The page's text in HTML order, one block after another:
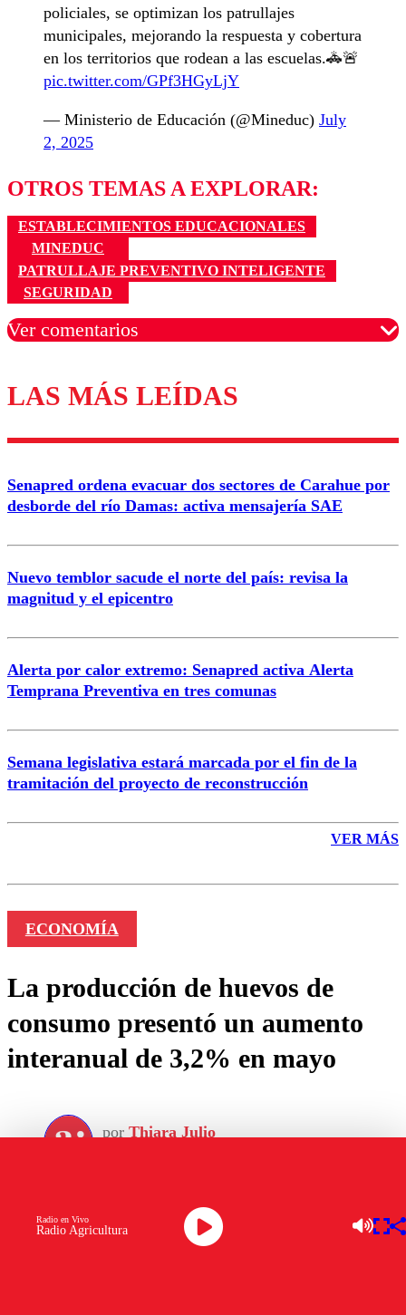
policiales, se optimizan los patrullajes
municipales, mejorando la respuesta y cobertura
en los territorios que rodean a las escuelas.🚓🚨
pic.twitter.com/GPf3HGyLjY
— Ministerio de Educación (@Mineduc) July
2, 2025
OTROS TEMAS A EXPLORAR:
ESTABLECIMIENTOS EDUCACIONALES
MINEDUC
PATRULLAJE PREVENTIVO INTELIGENTE
SEGURIDAD
Ver comentarios
Los comentarios son moderados para garantizar un
diálogo respetuoso.
Correo
LAS MÁS LEÍDAS
Senapred ordena evacuar dos sectores de Carahue por
desborde del río Damas: activa mensajería SAE
Nuevo temblor sacude el norte del país: revisa la
magnitud y el epicentro
Alerta por calor extremo: Senapred activa Alerta
Temprana Preventiva en tres comunas
Semana legislativa estará marcada por el fin de la
tramitación del proyecto de reconstrucción
VER MÁS
ECONOMÍA
La producción de huevos de
consumo presentó un aumento
interanual de 3,2% en mayo
por Thiara Julio
Radio Agricultura
Radio en Vivo